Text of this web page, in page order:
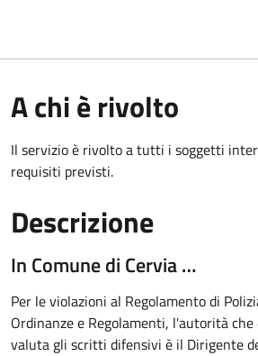
A chi è rivolto
Il servizio è rivolto a tutti i soggetti
requisiti previsti.
Descrizione
In Comune di Cervia …
Per le violazioni al Regolamento di
Ordinanze e Regolamenti, l'autorità
valuta gli scritti difensivi è il Dirigente